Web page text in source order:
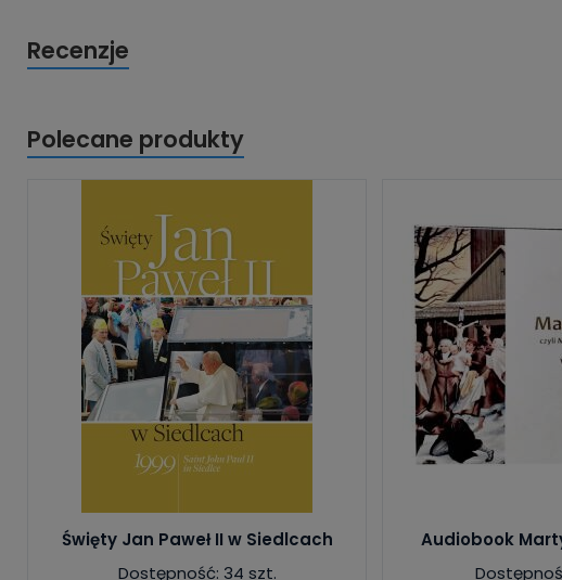
Recenzje
Polecane produkty
Święty Jan Paweł II w Siedlcach
Dostępność: 34 szt.
Audiobook